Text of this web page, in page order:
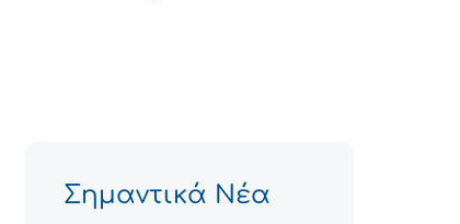
Σημαντικά Νέα